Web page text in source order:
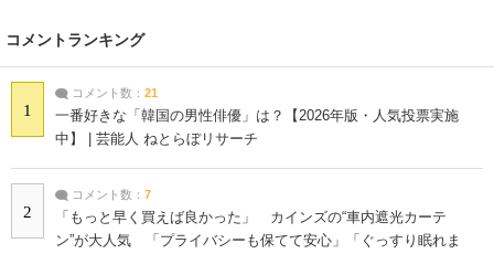
コメントランキング
1
コメント数： 21
一番好きな「韓国の男性俳優」は？【2026年版・人気投票実施
中】 | 芸能人 ねとらぼリサーチ
2
コメント数： 7
「もっと早く買えば良かった」 カインズの“車内遮光カーテ
ン”が大人気 「プライバシーも保てて安心」「ぐっすり眠れま